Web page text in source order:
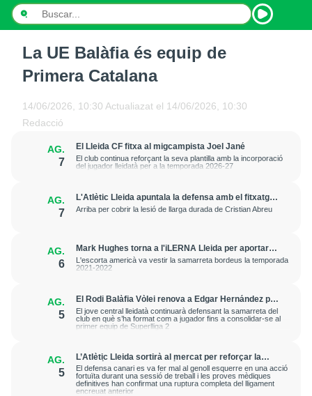
PROGRAMES
CONTACTE
La UE Balàfia és equip de
Primera Catalana
14/06/2026, 10:30 Actualiazat el 14/06/2026, 10:30
Redacció
AG.
7
El Lleida CF fitxa al migcampista Joel Jané
El club continua reforçant la seva plantilla amb la incorporació
del jugador lleidatà per a la temporada 2026-27
AG.
7
L'Atlètic Lleida apuntala la defensa amb el fitxatge
del central Fer Romero
Arriba per cobrir la lesió de llarga durada de Cristian Abreu
AG.
6
Mark Hughes torna a l'iLERNA Lleida per aportar
amenaça exterior
L'escorta americà va vestir la samarreta bordeus la temporada
2021-2022
AG.
5
El Rodi Balàfia Vòlei renova a Edgar Hernández per
a la temporada 2026-2027
El jove central lleidatà continuarà defensant la samarreta del
club en què s’ha format com a jugador fins a consolidar-se al
primer equip de Superlliga 2
AG.
5
L’Atlètic Lleida sortirà al mercat per reforçar la
posició de central després de la greu lesió que ha
patit Cristian Abreu
El defensa canari es va fer mal al genoll esquerre en una acció
fortuïta durant una sessió de treball i les proves mèdiques
definitives han confirmat una ruptura completa del lligament
encreuat anterior